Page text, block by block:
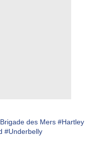
des Mers #Hartley
#Underbelly